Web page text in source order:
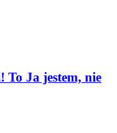
To Ja jestem, nie